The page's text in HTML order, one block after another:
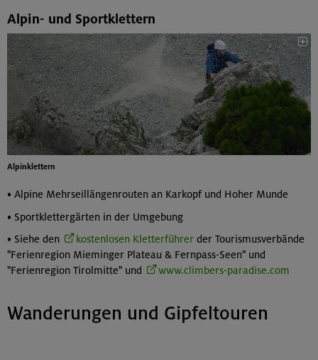
Alpin- und Sportklettern
Alpinklettern
• Alpine Mehrseillängenrouten an Karkopf und Hoher Munde
• Sportklettergärten in der Umgebung
• Siehe den
kostenlosen Kletterführer der Tourismusverbände
"Ferienregion Mieminger Plateau & Fernpass-Seen" und
"Ferienregion Tirolmitte" und
www.climbers-paradise.com
Wanderungen und Gipfeltouren